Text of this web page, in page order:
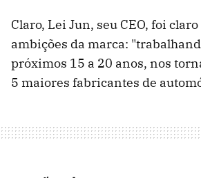
Claro, Lei Jun, seu CEO, foi
ambições da marca:
próximos 15 a 20 anos, nos
5 maiores fabricantes de